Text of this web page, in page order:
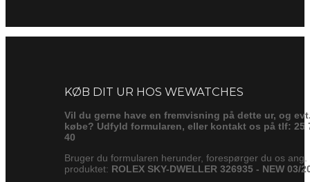
KØB DIT UR HOS WEWATCHES
Vil du gerne have en fremvisning på dette ur, og
købe? Udfyld formularen, eller kontakt os på tlf: 25
40
Bruger du formularen herunder, forespørger du os ang.
produktet: ROLEX SKY-DWELLER 326935 - NEW 03/